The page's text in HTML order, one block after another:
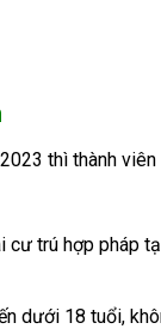
thì thành
cư trú hợp pháp
dưới 18 tuổi,